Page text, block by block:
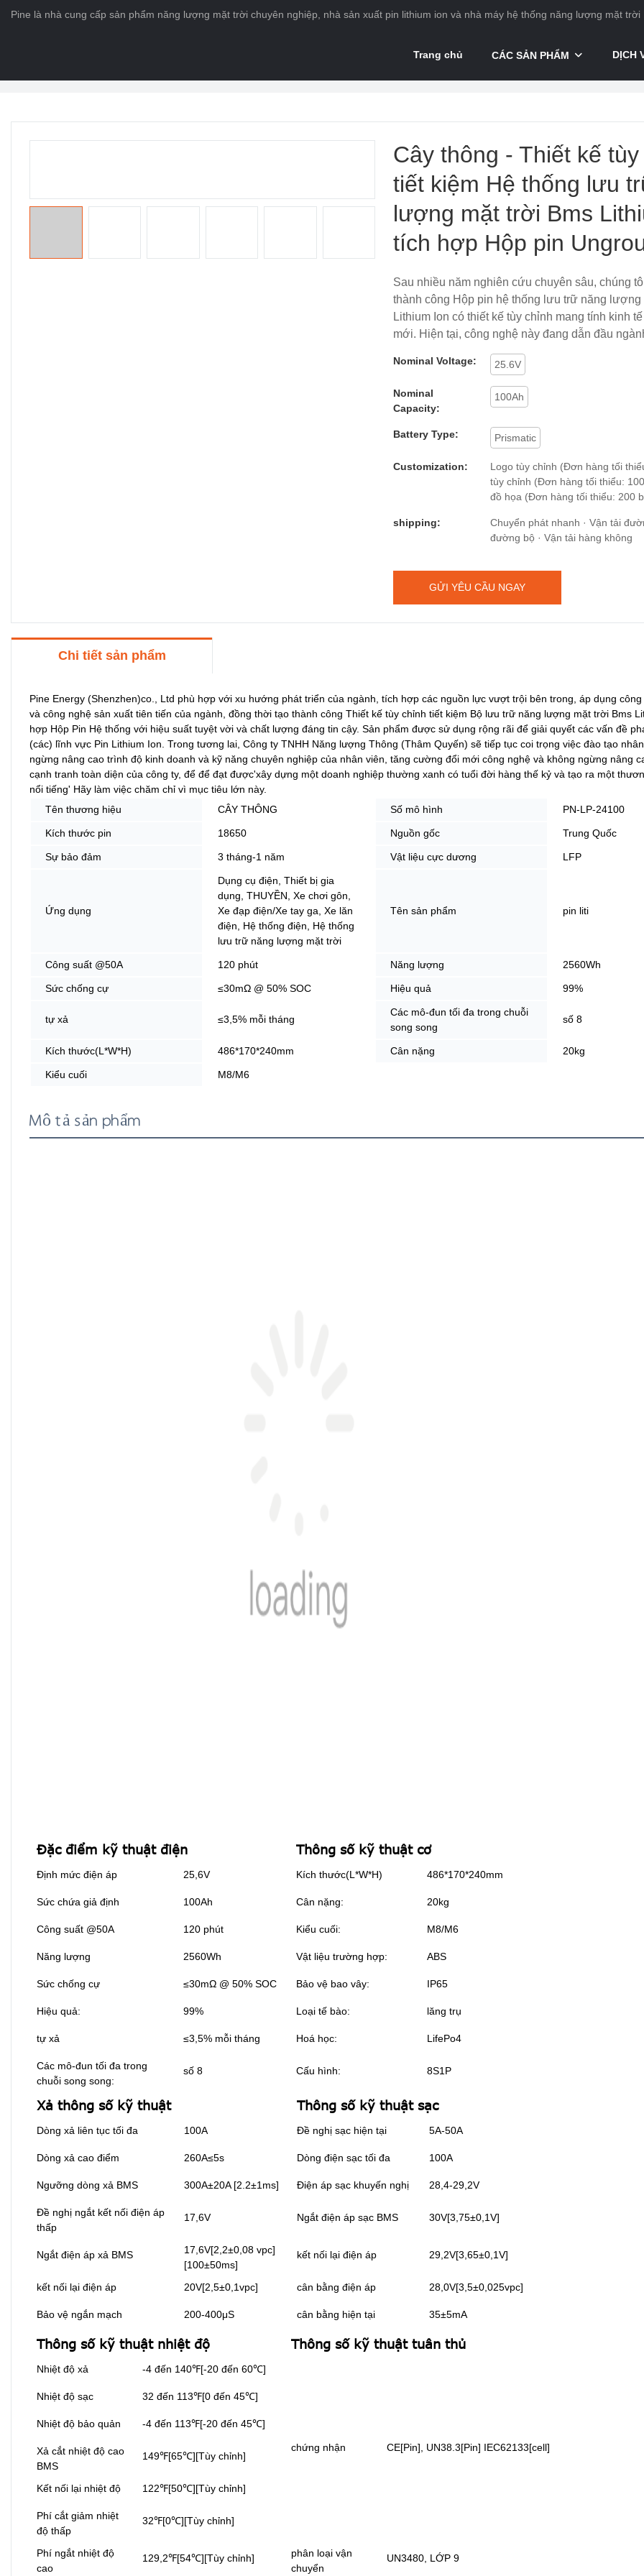
Pine là nhà cung cấp sản phẩm năng lượng mặt trời chuyên nghiệp, nhà sản xuất pin lithium ion và nhà máy hệ thống năng lượng mặt
Trang chủ CÁC SẢN PHẨM
DỊCH
Cây thông - Thiết kế
tiết kiệm Hệ thống lưu
lượng mặt trời Bms
tích hợp Hộp pin
Sau nhiều năm nghiên cứu chuyên sâu, chúng
thành công Hộp pin hệ thống lưu trữ năng lượng
Lithium Ion có thiết kế tùy chỉnh mang tính kinh
mới. Hiện tại, công nghệ này đang dẫn đầu
Nominal Voltage: 25.6V
Nominal
Capacity:
100Ah
Battery Type: Prismatic
Customization:
Logo tùy chỉnh (Đơn hàng tối
tùy chỉnh (Đơn hàng tối thiểu:
đồ họa (Đơn hàng tối thiểu: 200
shipping:
Chuyển phát nhanh · Vận tải
đường bộ · Vận tải hàng không
GỬI YÊU CẦU NGAY
Chi tiết sản phẩm
Pine Energy (Shenzhen)co., Ltd phù hợp với xu hướng phát triển của ngành, tích hợp các nguồn lực vượt trội bên trong, áp dụng
và công nghệ sản xuất tiên tiến của ngành, đồng thời tạo thành công Thiết kế tùy chỉnh tiết kiệm Bộ lưu trữ năng lượng mặt trời Bms
hợp Hộp Pin Hệ thống với hiệu suất tuyệt vời và chất lượng đáng tin cậy. Sản phẩm được sử dụng rộng rãi để giải quyết các vấn đề
(các) lĩnh vực Pin Lithium Ion. Trong tương lai, Công ty TNHH Năng lượng Thông (Thâm Quyến) sẽ tiếp tục coi trọng việc đào tạo
ngừng nâng cao trình độ kinh doanh và kỹ năng chuyên nghiệp của nhân viên, tăng cường đổi mới công nghệ và không ngừng nâng
cạnh tranh toàn diện của công ty, để để đạt được'xây dựng một doanh nghiệp thường xanh có tuổi đời hàng thế kỷ và tạo ra một
nổi tiếng' Hãy làm việc chăm chỉ vì mục tiêu lớn này.
Tên thương hiệu
CÂY THÔNG Số mô hình PN-LP-24100
Kích thước pin 18650 Nguồn gốc Trung Quốc
Sự bảo đảm 3 tháng-1 năm Vật liệu cực dương LFP
Ứng dụng
Dụng cụ điện, Thiết bị gia
dụng, THUYỀN, Xe chơi gôn,
Xe đạp điện/Xe tay ga, Xe lăn
điện, Hệ thống điện, Hệ thống
lưu trữ năng lượng mặt trời
Tên sản phẩm pin liti
Công suất @50A 120 phút Năng lượng 2560Wh
Sức chống cự ≤30mΩ @ 50% SOC Hiệu quả 99%
tự xả ≤3,5% mỗi tháng
Các mô-đun tối đa trong chuỗi
song song
số 8
Kích thước(L*W*H) 486*170*240mm Cân nặng 20kg
Kiểu cuối M8/M6
Mô tả sản phẩm
Đặc điểm kỹ thuật điện Thông số kỹ thuật cơ
Định mức điện áp 25,6V Kích thước(L*W*H) 486*170*240mm
Sức chứa giả định 100Ah Cân nặng: 20kg
Công suất @50A 120 phút Kiểu cuối: M8/M6
Năng lượng 2560Wh Vật liệu trường hợp: ABS
Sức chống cự ≤30mΩ @ 50% SOC Bảo vệ bao vây: IP65
Hiệu quả: 99% Loại tế bào: lăng trụ
tự xả ≤3,5% mỗi tháng Hoá học: LifePo4
Các mô-đun tối đa trong
chuỗi song song:
số 8 Cấu hình: 8S1P
Xả thông số kỹ thuật Thông số kỹ thuật sạc
Dòng xả liên tục tối đa 100A Đề nghị sạc hiện tại 5A-50A
Dòng xả cao điểm 260A≤5s Dòng điện sạc tối đa 100A
Ngưỡng dòng xả BMS 300A±20A [2.2±1ms] Điện áp sạc khuyến nghị 28,4-29,2V
Đề nghị ngắt kết nối điện áp
thấp
17,6V Ngắt điện áp sạc BMS 30V[3,75±0,1V]
Ngắt điện áp xả BMS
17,6V[2,2±0,08 vpc]
[100±50ms]
kết nối lại điện áp 29,2V[3,65±0,1V]
kết nối lại điện áp 20V[2,5±0,1vpc] cân bằng điện áp 28,0V[3,5±0,025vpc]
Bảo vệ ngắn mạch 200-400μS cân bằng hiện tại 35±5mA
Thông số kỹ thuật nhiệt độ Thông số kỹ thuật tuân thủ
Nhiệt độ xả -4 đến 140℉[-20 đến 60℃]
chứng nhận CE[Pin], UN38.3[Pin] IEC62133[cell]
Nhiệt độ sạc 32 đến 113℉[0 đến 45℃]
Nhiệt độ bảo quản -4 đến 113℉[-20 đến 45℃]
Xả cắt nhiệt độ cao
BMS
149℉[65℃][Tùy chỉnh]
Kết nối lại nhiệt độ 122℉[50℃][Tùy chỉnh]
Phí cắt giảm nhiệt
độ thấp
32℉[0℃][Tùy chỉnh]
Phí ngắt nhiệt độ
cao
129,2℉[54℃][Tùy chỉnh]
phân loại vận
chuyển
UN3480, LỚP 9